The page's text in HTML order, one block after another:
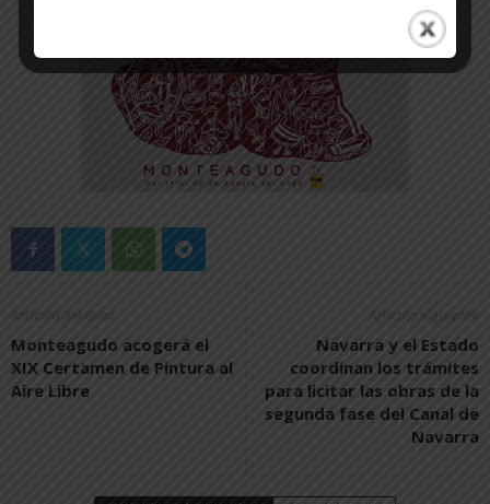
Artículo anterior
Monteagudo acogerá el
XIX Certamen de Pintura al
Aire Libre
Artículo siguiente
Navarra y el Estado
coordinan los trámites
para licitar las obras de la
segunda fase del Canal de
Navarra